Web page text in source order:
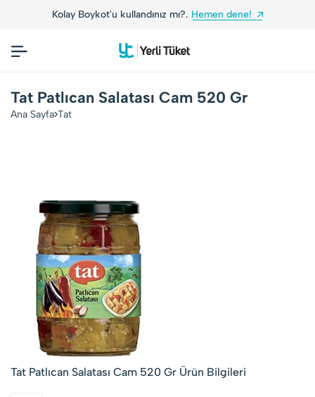
Kolay Boykot'u kullandınız mı?. Hemen dene!
Tat Patlıcan Salatası Cam 520 Gr
Ana Sayfa Tat
Tat Patlıcan Salatası Cam 520 Gr Ürün Bilgileri